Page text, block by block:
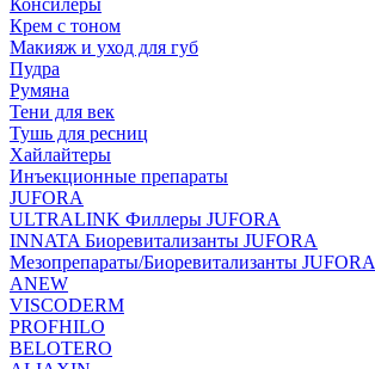
Консилеры
Крем с тоном
Макияж и уход для губ
Пудра
Румяна
Тени для век
Тушь для ресниц
Хайлайтеры
Инъекционные препараты
JUFORA
ULTRALINK Филлеры JUFORA
INNATA Биоревитализанты JUFORA
Мезопрепараты/Биоревитализанты JUFORA
ANEW
VISCODERM
PROFHILO
BELOTERO